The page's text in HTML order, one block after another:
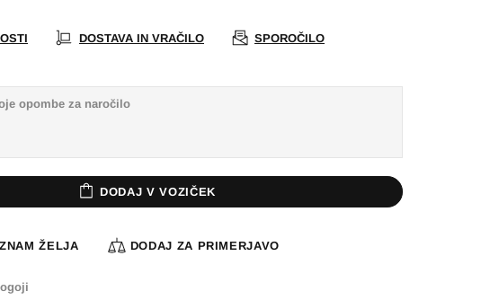
DOSTAVA IN VRAČILO SPOROČILO
DODAJ V VOZIČEK
ŽELJA DODAJ ZA PRIMERJAVO